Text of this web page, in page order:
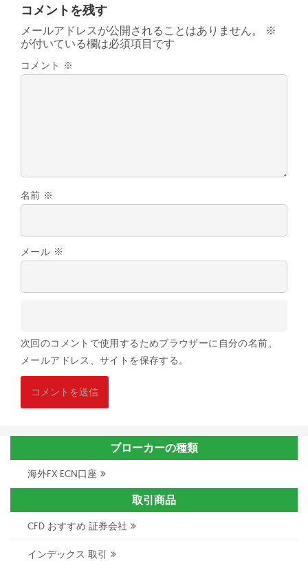
コメントを残す
メールアドレスが公開されることはありません。
※
が付いている欄は必須項目です
コメント ※
名前 ※
メール ※
次回のコメントで使用するためブラウザーに自分の名前、
メールアドレス、サイトを保存する。
ブローカーの種類
海外FX ECN口座
取引商品
CFD おすすめ 証券会社
インデックス 取引